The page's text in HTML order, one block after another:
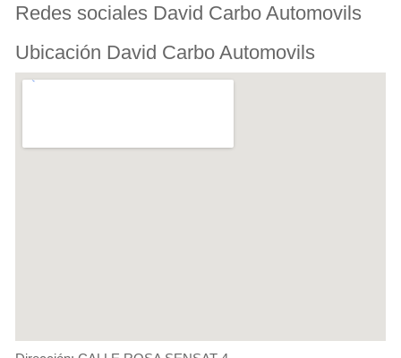
Redes sociales David Carbo Automovils
Ubicación David Carbo Automovils